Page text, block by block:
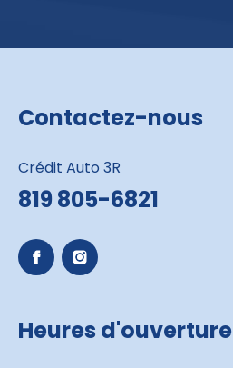
Contactez-nous
Crédit Auto 3R
819 805-6821
Heures d'ouverture